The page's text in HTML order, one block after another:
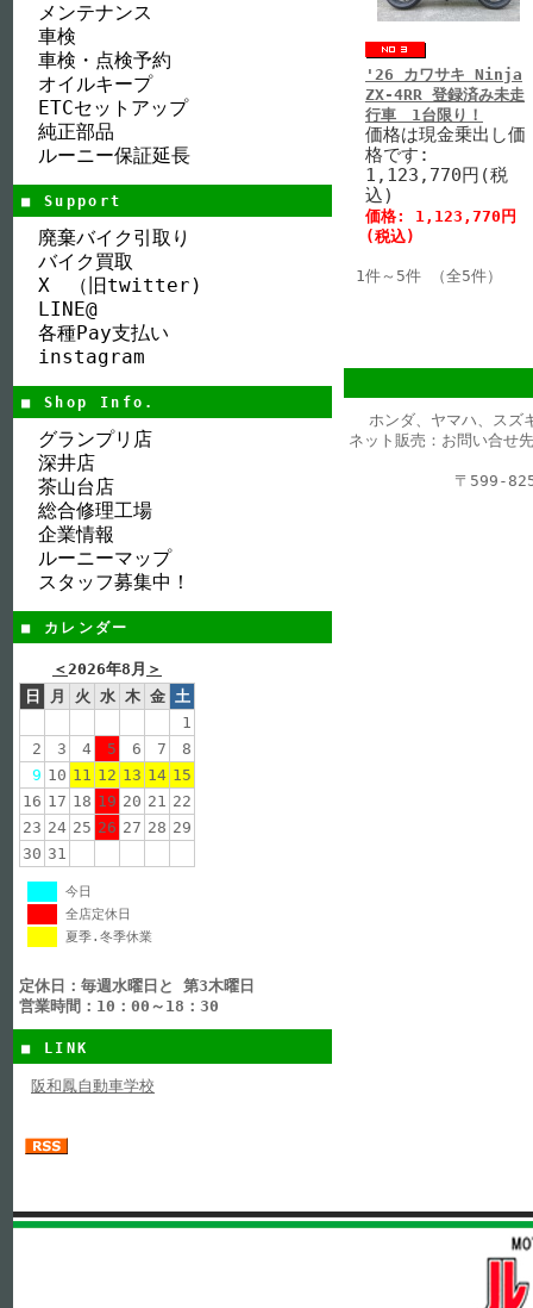
メンテナンス
車検
車検・点検予約
オイルキープ
ETCセットアップ
純正部品
ルーニー保証延長
■ Support
廃棄バイク引取り
バイク買取
X （旧twitter)
LINE@
各種Pay支払い
instagram
■ Shop Info.
グランプリ店
深井店
茶山台店
総合修理工場
企業情報
ルーニーマップ
スタッフ募集中！
■ カレンダー
＜2026年8月 ＞
日
月 火 水 木 金 土
1
2
3 4 5 6 7
8
9 10 11 12 13 14 15
16 17 18 19 20 21 22
23 24 25 26 27 28 29
30 31
今日
全店定休日
夏季.冬季休業
定休日：毎週水曜日と 第3木曜日
営業時間：10：00～18：30
■ LINK
阪和鳳自動車学校
'26 カワサキ Ninja
ZX-4RR 登録済み未走
行車 1台限り！
価格は現金乗出し価
格です:
1,123,770円(税
込)
価格: 1,123,770円
(税込)
1件～5件 （全5件）
ホンダ、ヤマハ、スズ
ネット販売：お問い合せ
〒599-